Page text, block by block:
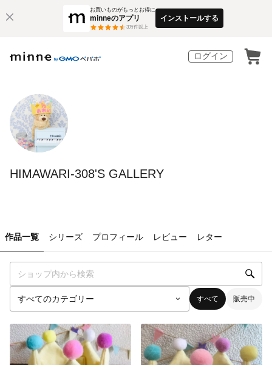
お買いものがもっとお得に
minneのアプリ
3万件以上
インストールする
ログイン
HIMAWARI-308'S GALLERY
作品一覧 シリーズ プロフィール レビュー レター
すべて 販売中